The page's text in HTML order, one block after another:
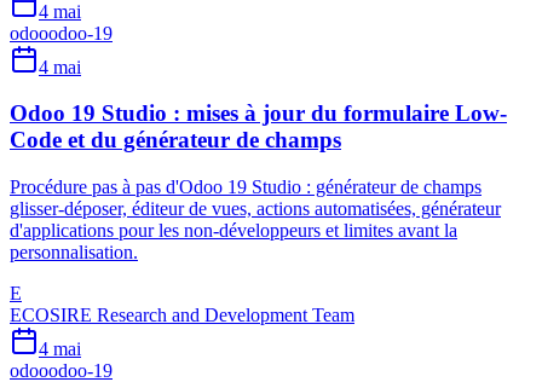
4 mai
odooodoo-19
4 mai
Odoo 19 Studio : mises à jour du formulaire Low-
Code et du générateur de champs
Procédure pas à pas d'Odoo 19 Studio : générateur de champs
glisser-déposer, éditeur de vues, actions automatisées, générateur
d'applications pour les non-développeurs et limites avant la
personnalisation.
E
ECOSIRE Research and Development Team
4 mai
odooodoo-19